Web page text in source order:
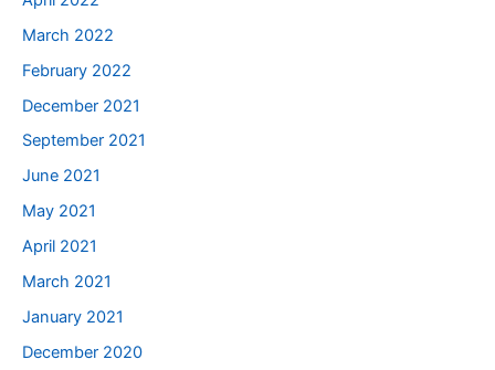
March 2022
February 2022
December 2021
September 2021
June 2021
May 2021
April 2021
March 2021
January 2021
December 2020